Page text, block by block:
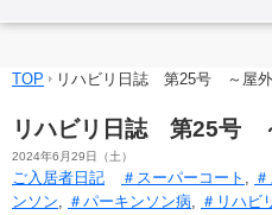
TOP リハビリ日誌 第25号 ～屋
リハビリ日誌 第25号
2024年6月29日（土）
ご入居者日記 ＃スーパーコート ,
ンソン, ＃パーキンソン病, ＃リハビ